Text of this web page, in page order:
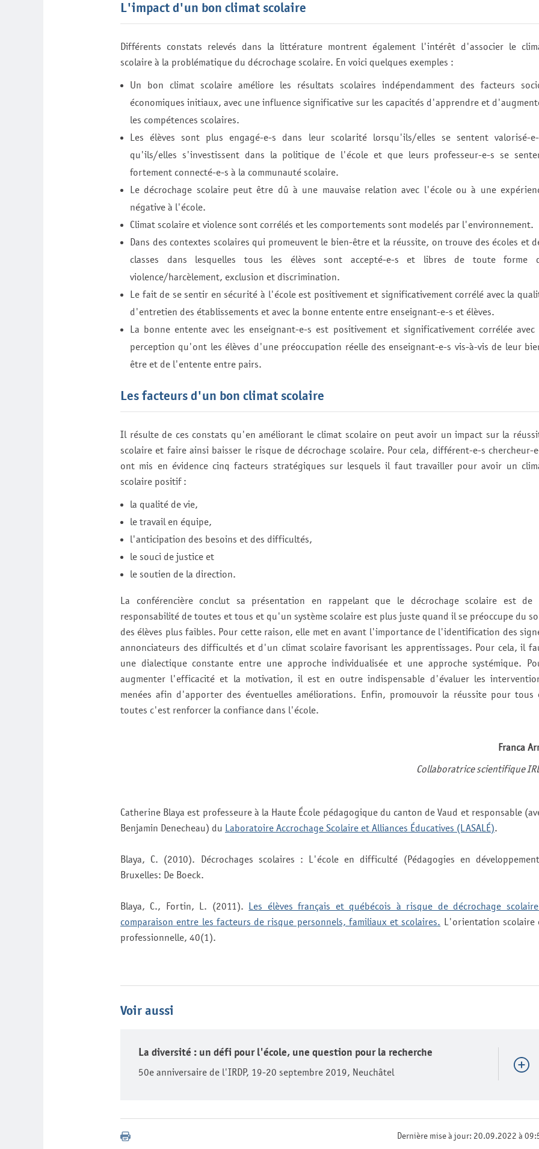
L'impact d'un bon climat scolaire
Différents constats relevés dans la littérature montrent également l'intérêt d'associer le
scolaire à la problématique du décrochage scolaire. En voici quelques exemples :
Un bon climat scolaire améliore les résultats scolaires indépendamment des facteurs
économiques initiaux, avec une influence significative sur les capacités d'apprendre et
les compétences scolaires.
Les élèves sont plus engagé-e-s dans leur scolarité lorsqu'ils/elles se sentent valorisé-
qu'ils/elles s'investissent dans la politique de l'école et que leurs professeur-e-s se
fortement connecté-e-s à la communauté scolaire.
Le décrochage scolaire peut être dû à une mauvaise relation avec l'école ou à une
négative à l'école.
Climat scolaire et violence sont corrélés et les comportements sont modelés par l'environnement.
Dans des contextes scolaires qui promeuvent le bien-être et la réussite, on trouve des écoles et
classes dans lesquelles tous les élèves sont accepté-e-s et libres de toute forme
violence/harcèlement, exclusion et discrimination.
Le fait de se sentir en sécurité à l'école est positivement et significativement corrélé avec la
d'entretien des établissements et avec la bonne entente entre enseignant-e-s et élèves.
La bonne entente avec les enseignant-e-s est positivement et significativement corrélée avec
perception qu'ont les élèves d'une préoccupation réelle des enseignant-e-s vis-à-vis de leur
être et de l'entente entre pairs.
Les facteurs d'un bon climat scolaire
Il résulte de ces constats qu'en améliorant le climat scolaire on peut avoir un impact sur la
scolaire et faire ainsi baisser le risque de décrochage scolaire. Pour cela, différent-e-s chercheur-
ont mis en évidence cinq facteurs stratégiques sur lesquels il faut travailler pour avoir un
scolaire positif :
la qualité de vie,
le travail en équipe,
l'anticipation des besoins et des difficultés,
le souci de justice et
le soutien de la direction.
La conférencière conclut sa présentation en rappelant que le décrochage scolaire est de
responsabilité de toutes et tous et qu'un système scolaire est plus juste quand il se préoccupe du
des élèves plus faibles. Pour cette raison, elle met en avant l'importance de l'identification des
annonciateurs des difficultés et d'un climat scolaire favorisant les apprentissages. Pour cela, il
une dialectique constante entre une approche individualisée et une approche systémique.
augmenter l'efficacité et la motivation, il est en outre indispensable d'évaluer les
menées afin d'apporter des éventuelles améliorations. Enfin, promouvoir la réussite pour tous
toutes c'est renforcer la confiance dans l'école.
Franca
Collaboratrice scientifique
Catherine Blaya est professeure à la Haute École pédagogique du canton de Vaud et responsable
Benjamin Denecheau) du
Laboratoire Accrochage Scolaire et Alliances Éducatives (LASALÉ).
Blaya, C. (2010). Décrochages scolaires : L'école en difficulté (Pédagogies en
Bruxelles: De Boeck.
Blaya, C., Fortin, L. (2011).
Les élèves français et québécois à risque de décrochage
comparaison entre les facteurs de risque personnels, familiaux et scolaires. L'orientation scolaire
professionnelle, 40(1).
Voir aussi
La diversité : un défi pour l'école, une question pour la recherche
50e anniversaire de l'IRDP, 19-20 septembre 2019, Neuchâtel
Dernière mise à jour: 20.09.2022 à